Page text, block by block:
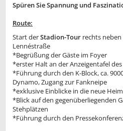
Spüren Sie Spannung und
Route:
Start derStadion-Tour rechts
Lennéstraße
*Begrüßung der Gäste im Foyer
*erster Halt an der Anzeigentafel
*Führung durch den K-Block, ca.
Dynamo, Zugang zur Fankneipe
*exklusive Einblicke in die neue
*Blick auf den gegenüberliegenden
Stehplätzen
*Führung durch den